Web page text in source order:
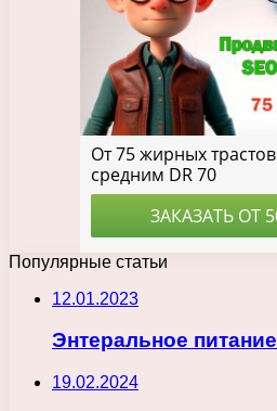
Популярные статьи
12.01.2023
Энтеральное питание
19.02.2024